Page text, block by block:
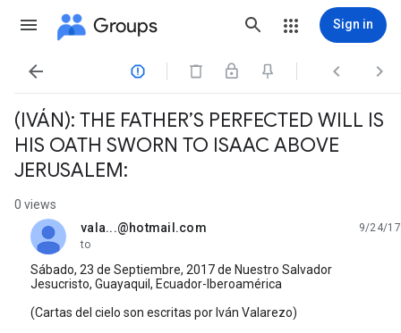
Groups Sign in
   
(IVÁN): THE FATHER’S PERFECTED WILL IS
HIS OATH SWORN TO ISAAC ABOVE
JERUSALEM:
0 views
vala...@hotmail.com
unread,
9/24/17
to
Sábado, 23 de Septiembre, 2017 de Nuestro Salvador
Jesucristo, Guayaquil, Ecuador-Iberoamérica
(Cartas del cielo son escritas por Iván Valarezo)